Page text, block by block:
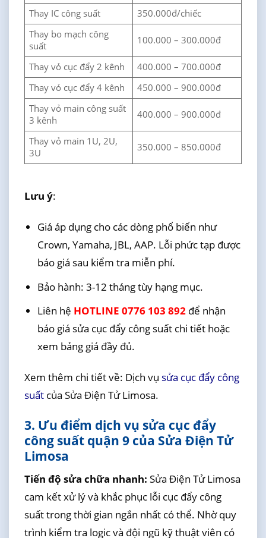
Thay IC công suất
350.000đ/chiếc
Thay bo mạch công
suất
100.000 – 300.000đ
Thay vỏ cục đẩy 2 kênh
400.000 – 700.000đ
Thay vỏ cục đẩy 4 kênh
450.000 – 900.000đ
Thay vỏ main công suất
3 kênh
400.000 – 900.000đ
Thay vỏ main 1U, 2U,
3U
350.000 – 850.000đ
Lưu ý:
Giá áp dụng cho các dòng phổ biến như
Crown, Yamaha, JBL, AAP. Lỗi phức tạp được
báo giá sau kiểm tra miễn phí.
Bảo hành: 3-12 tháng tùy hạng mục.
Liên hệ HOTLINE 0776 103 892để nhận
báo giá sửa cục đẩy công suất chi tiết hoặc
xem bảng giá đầy đủ.
Xem thêm chi tiết về: Dịch vụ sửa cục đẩy công
suấtcủa Sửa Điện Tử Limosa.
3. Ưu điểm dịch vụ sửa cục đẩy
công suất quận 9 của Sửa Điện Tử
Limosa
Tiến độ sửa chữa nhanh: Sửa Điện Tử Limosa
cam kết xử lý và khắc phục lỗi cục đẩy công
suất trong thời gian ngắn nhất có thể. Nhờ quy
trình kiểm tra logic và đội ngũ kỹ thuật viên có